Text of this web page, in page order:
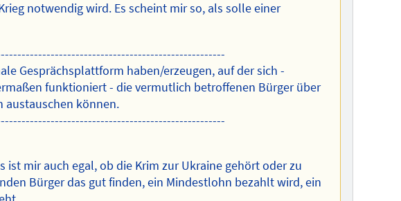
notwendig wird. Es scheint mir so, als solle einer
Gesprächsplattform haben/erzeugen, auf der sich -
funktioniert - die vermutlich betroffenen Bürger über
austauschen können.
ist mir auch egal, ob die Krim zur Ukraine gehört oder zu
Bürger das gut finden, ein Mindestlohn bezahlt wird, ein